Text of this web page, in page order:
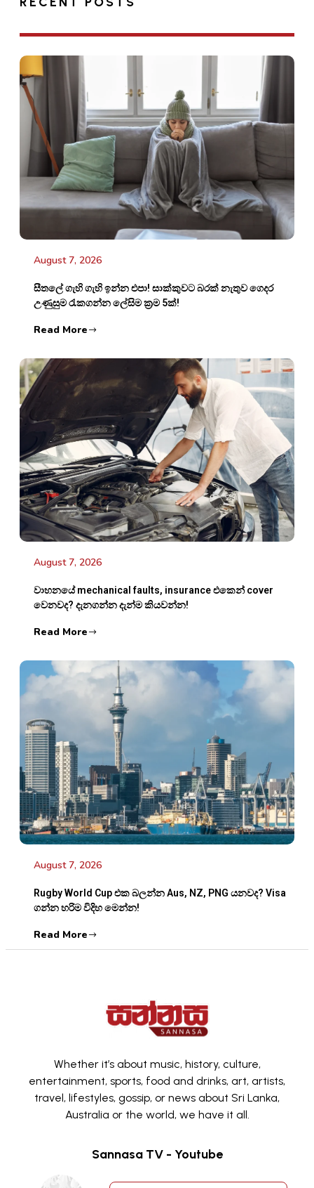
August 7, 2026
සීතලේ ගැහි ගැහි ඉන්න එපා! සාක්කුවට බරක් නැතුව ගෙදර
උණුසුම රැකගන්න ලේසිම ක්‍රම 5ක්!
Read More
August 7, 2026
වාහනයේ mechanical faults, insurance එකෙන් cover
වෙනවද? දැනගන්න දැන්ම කියවන්න!
Read More
August 7, 2026
Rugby World Cup එක බලන්න Aus, NZ, PNG යනවද? Visa
ගන්න හරිම විදිහ මෙන්න!
Read More
Whether it’s about music, history, culture,
entertainment, sports, food and drinks, art, artists,
travel, lifestyles, gossip, or news about Sri Lanka,
Australia or the world, we have it all.
Sannasa TV - Youtube